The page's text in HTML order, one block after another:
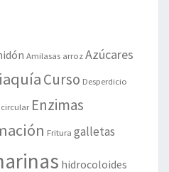
Amilasas arrozAzúcares
Curso Desperdicio
Enzimas
Fritura galletas
hidrocoloides